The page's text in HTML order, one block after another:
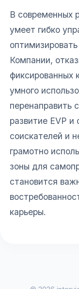
В современных
умеет гибко
Компании,
фиксированных
умного
перенаправить
развитие EVP
соискателей и
грамотно
зоны для
становится
карьеры.